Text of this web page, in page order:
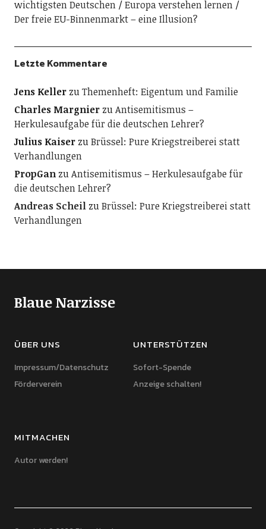
wichtigsten Deutschen
Europa verstehen lernen
Der freie EU-Binnenmarkt – eine Illusion?
Letzte Kommentare
Jens KellerzuThemenheft: Eigentum und Familie
Charles MargnierzuAntisemitismus –
Herkulesaufgabe für die deutschen Lehrer?
Julius KaiserzuBrüssel: Pure Kriegstreiberei statt
Verhandlungen
PropGanzuAntisemitismus – Herkulesaufgabe für
die deutschen Lehrer?
Andreas ScheilzuBrüssel: Pure Kriegstreiberei statt
Verhandlungen
Blaue Narzisse
ÜBER UNS
Impressum/Datenschutz
Förderverein
UNTERSTÜTZEN
Sofort-Spende
Anzeige schalten!
MITMACHEN
Autor werden!